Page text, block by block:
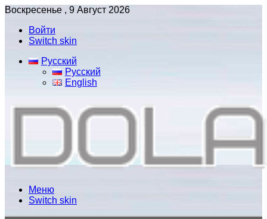
Воскресенье , 9 Август 2026
Войти
Switch skin
Русский
Русский
English
Меню
Switch skin